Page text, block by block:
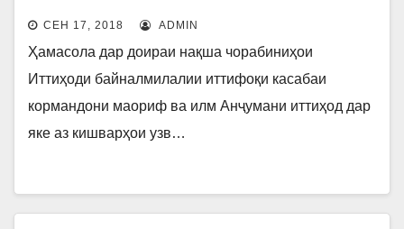
– ТАҲКИМИ ВАҲДАТ, РАВОБИТИ
ГУНОГУН, ҲАМКОРӢ ВА ДӮСТИИ
БАЙНИ СОЗМОНҲОИ АЪЗО
СЕН 17, 2018 ADMIN
Ҳамасола дар доираи нақша чорабиниҳои
Иттиҳоди байналмилалии иттифоқи касабаи
кормандони маориф ва илм Анҷумани иттиҳод дар
яке аз кишварҳои узв…